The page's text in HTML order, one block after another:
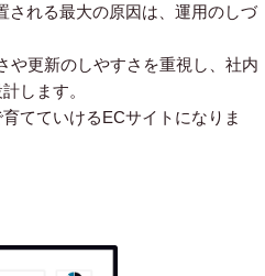
される最大の原因は、運用のしづ
や更新のしやすさを重視し、社内
します。
てていけるECサイトになりま